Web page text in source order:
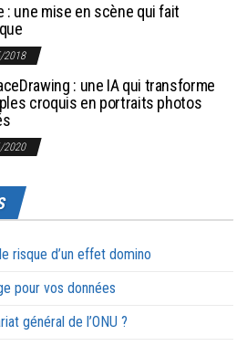
: une mise en scène qui fait
2018
: une IA qui transforme
croquis en portraits photos
2020
risque d’un effet domino
pour vos données
général de l’ONU ?